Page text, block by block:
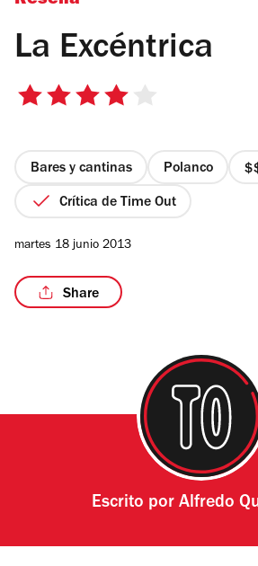
La Excéntrica
4
estrellas
Bares y cantinas Polanco
Crítica de Time Out
martes 18 junio 2013
Share
Escrito porAlfredo